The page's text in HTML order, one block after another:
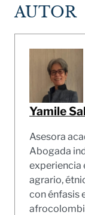
AUTOR
Yamile
Asesora
Abogada
experiencia
agrario,
con énfasis